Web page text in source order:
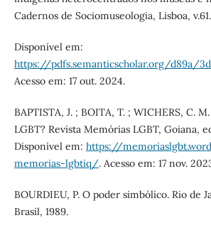
Cadernos de Sociomuseologia, Lisboa, v.61.
Disponível em:
https://pdfs.semanticscholar.org/d89a/
Acesso em: 17 out. 2024.
BAPTISTA, J. ; BOITA, T. ; WICHERS, C.
LGBT? Revista Memórias LGBT, Goiana,
Disponível em: https://
memorias-lgbtiq/. Acesso em: 17 nov.
BOURDIEU, P. O poder simbólico. Rio de
Brasil, 1989.